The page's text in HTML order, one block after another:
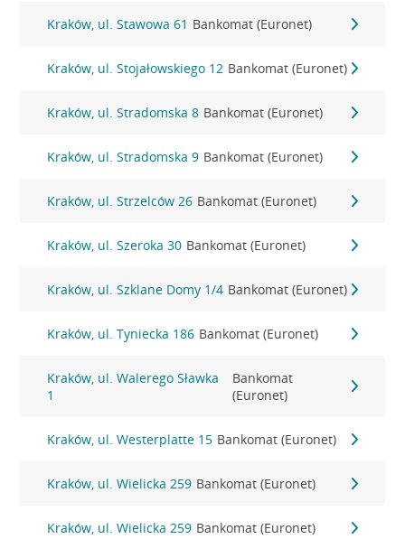
Kraków, ul. Stawowa 61 Bankomat (Euronet)
Kraków, ul. Stojałowskiego 12 Bankomat (Euronet)
Kraków, ul. Stradomska 8 Bankomat (Euronet)
Kraków, ul. Stradomska 9 Bankomat (Euronet)
Kraków, ul. Strzelców 26 Bankomat (Euronet)
Kraków, ul. Szeroka 30 Bankomat (Euronet)
Kraków, ul. Szklane Domy 1/4 Bankomat (Euronet)
Kraków, ul. Tyniecka 186 Bankomat (Euronet)
Kraków, ul. Walerego Sławka
1
Bankomat
(Euronet)
Kraków, ul. Westerplatte 15 Bankomat (Euronet)
Kraków, ul. Wielicka 259 Bankomat (Euronet)
Kraków, ul. Wielicka 259 Bankomat (Euronet)